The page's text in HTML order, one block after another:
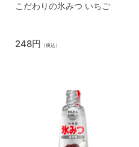
こだわりの氷みつ いちご
248円 （税込）